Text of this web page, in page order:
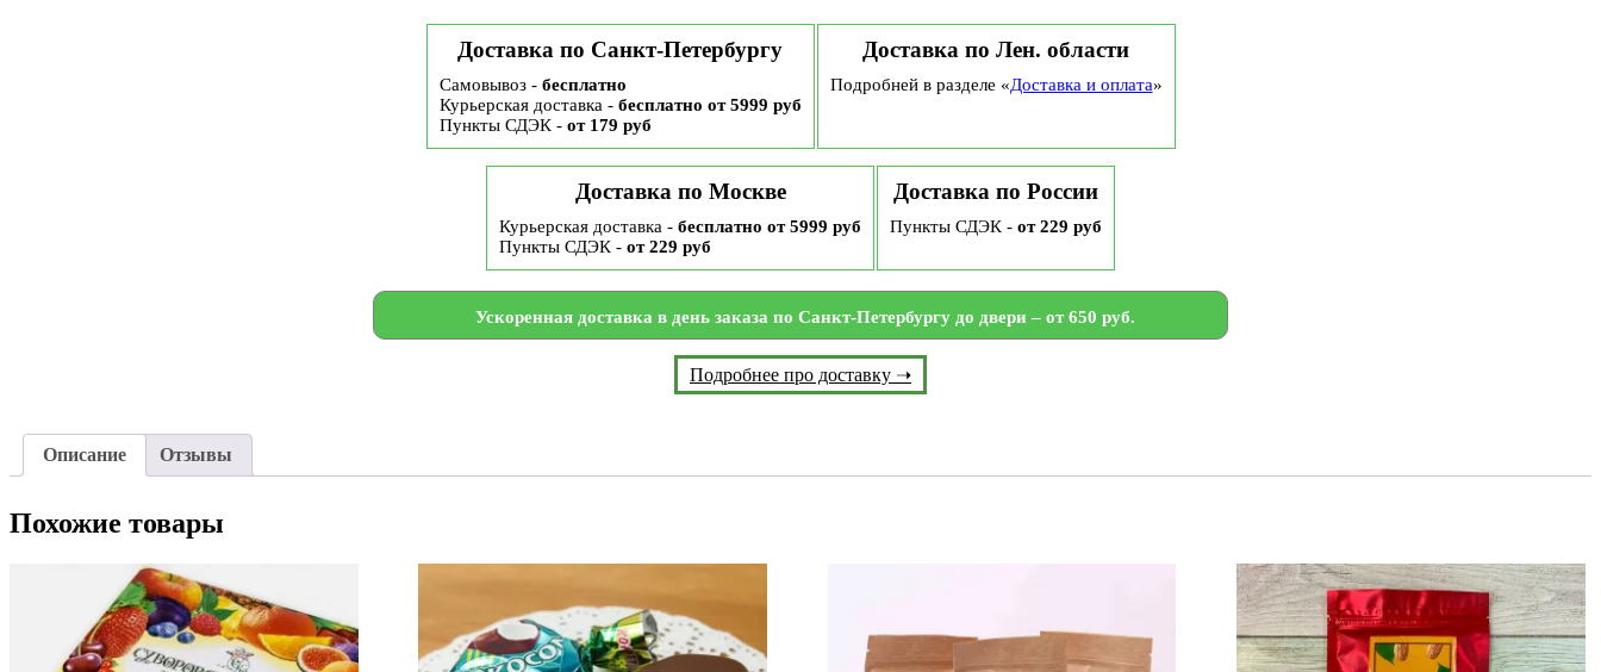
Доставка по Санкт-Петербургу
Самовывоз - бесплатно
Курьерская доставка - бесплатно от 5999 руб
Пункты СДЭК - от 179 руб
Доставка по Лен. области
Подробней в разделе «Доставка и оплата»
Доставка по Москве
Курьерская доставка - бесплатно от 5999 руб
Пункты СДЭК - от 229 руб
Доставка по России
Пункты СДЭК - от 229 руб
Ускоренная доставка в день заказа по Санкт-Петербургу до двери – от 650 руб.
Подробнее про доставку ➝
Описание Отзывы
Похожие товары